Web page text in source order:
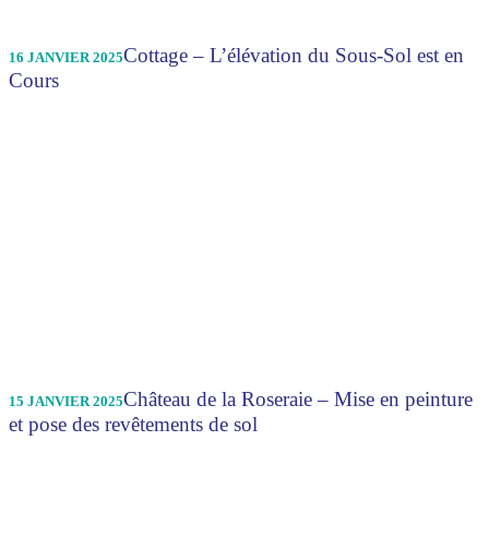
16 JANVIER 2025Cottage – L’élévation du Sous-Sol est en
Cours
15 JANVIER 2025Château de la Roseraie – Mise en peinture
et pose des revêtements de sol